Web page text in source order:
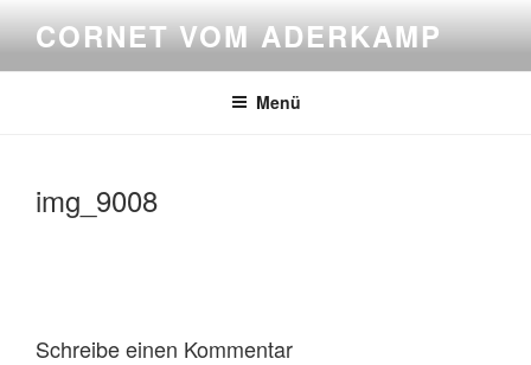
Inhalt
springen
CORNET VOM ADERKAMP
Menü
img_9008
Schreibe einen Kommentar